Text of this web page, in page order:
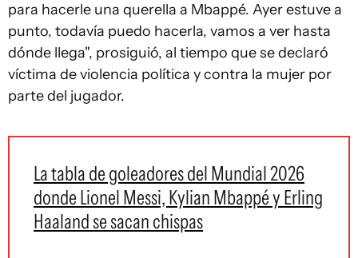
para hacerle una querella a Mbappé. Ayer estuve a
punto, todavía puedo hacerla, vamos a ver hasta
dónde llega", prosiguió, al tiempo que se declaró
víctima de violencia política y contra la mujer por
parte del jugador.
La tabla de goleadores del Mundial 2026
donde Lionel Messi, Kylian Mbappé y Erling
Haaland se sacan chispas